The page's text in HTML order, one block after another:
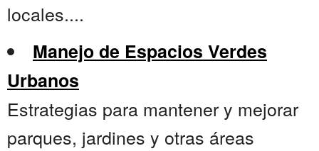
locales....
Manejo de Espacios Verdes
Urbanos
Estrategias para mantener y mejorar
parques, jardines y otras áreas